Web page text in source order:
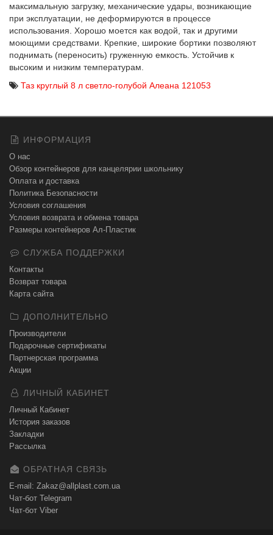
максимальную загрузку, механические удары, возникающие
при эксплуатации, не деформируются в процессе
использования. Хорошо моется как водой, так и другими
моющими средствами. Крепкие, широкие бортики позволяют
поднимать (переносить) груженную емкость. Устойчив к
высоким и низким температурам.
Таз круглый 8 л светло-голубой Алеана 121053
ИНФОРМАЦИЯ
О нас
Обзор контейнеров для канцелярии школьнику
Оплата и доставка
Политика Безопасности
Условия соглашения
Условия возврата и обмена товара
Размеры контейнеров Ал-Пластик
СЛУЖБА ПОДДЕРЖКИ
Контакты
Возврат товара
Карта сайта
ДОПОЛНИТЕЛЬНО
Производители
Подарочные сертификаты
Партнерская программа
Акции
ЛИЧНЫЙ КАБИНЕТ
Личный Кабинет
История заказов
Закладки
Рассылка
ОБРАТНАЯ СВЯЗЬ
E-mail: Zakaz@allplast.com.ua
Чат-бот Telegram
Чат-бот Viber